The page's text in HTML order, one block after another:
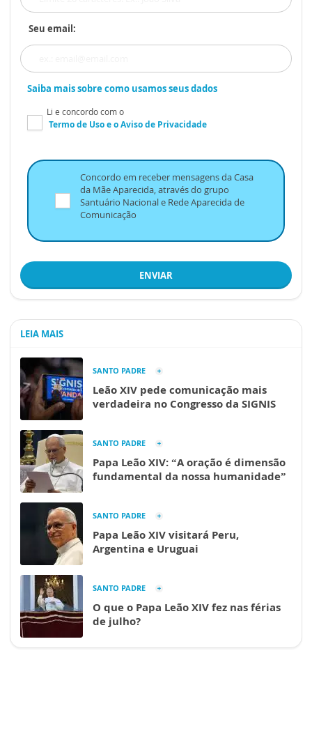
Seu email:
Saiba mais sobre como usamos seus dados
Li e concordo com o
Termo de Usoe oAviso de Privacidade
Concordo em receber mensagens da Casa
da Mãe Aparecida, através do grupo
Santuário Nacional e Rede Aparecida de
Comunicação
ENVIAR
LEIA MAIS
SANTO PADRE
Leão XIV pede comunicação mais
verdadeira no Congresso da SIGNIS
SANTO PADRE
Papa Leão XIV: “A oração é dimensão
fundamental da nossa humanidade”
SANTO PADRE
Papa Leão XIV visitará Peru,
Argentina e Uruguai
SANTO PADRE
O que o Papa Leão XIV fez nas férias
de julho?